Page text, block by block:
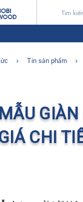
Tin sản phẩm
CHI